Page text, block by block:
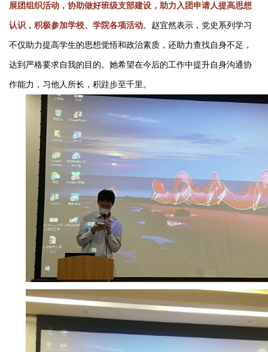
展团组织活动，协助做好班级支部建设，助力入团申请人提高思想
认识，积极参加学校、学院各项活动。赵宜然表示，党史系列学习
不仅助力提高学生的思想觉悟和政治素质，还助力查找自身不足，
达到严格要求自我的目的。她希望在今后的工作中提升自身沟通协
作能力，习他人所长，积跬步至千里。